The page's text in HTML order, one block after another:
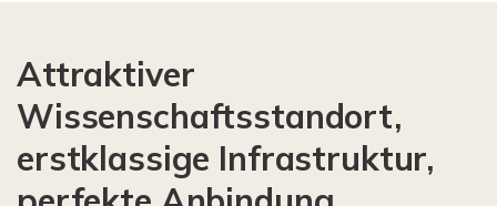
Attraktiver
Wissenschaftsstandort,
erstklassige Infrastruktur,